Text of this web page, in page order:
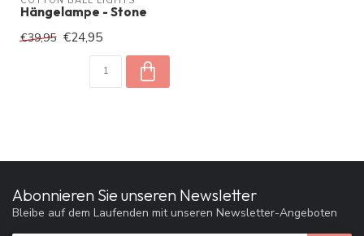
Hängelampe - Stone
€39,95 €24,95
Abonnieren Sie unseren Newsletter
Bleibe auf dem Laufenden mit unseren Newsletter-Angeboten